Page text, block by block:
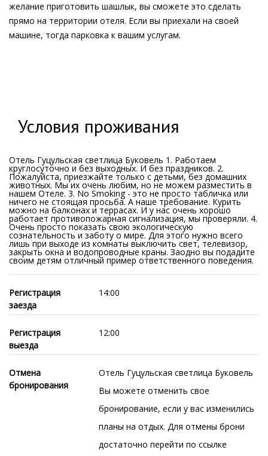
желание приготовить шашлык, вы сможете это сделать
прямо на территории отеля. Если вы приехали на своей
машине, тогда парковка к вашим услугам.
Условия проживания
Отель Гуцульская светлица Буковель 1. Работаем
круглосуточно и без выходных. И без праздников. 2.
Пожалуйста, приезжайте только с детьми, без домашних
животных. Мы их очень любим, но не можем разместить в
нашем Отеле. 3. No Smoking - это не просто табличка или
ничего не стоящая просьба. А наше требование. Курить
можно на балконах и террасах. И у нас очень хорошо
работает противопожарная сигнализация, мы проверяли. 4.
Очень просто показать свою экологическую
сознательность и заботу о мире. Для этого нужно всего
лишь при выходе из комнаты выключить свет, телевизор,
закрыть окна и водопроводные краны. Заодно вы подадите
своим детям отличный пример ответственного поведения.
Регистрация
заезда
14:00
Регистрация
выезда
12:00
Отмена
бронирования
Отель Гуцульская светлица Буковель
Вы можете отменить свое
бронирование, если у вас изменились
планы на отдых. Для отмены брони
достаточно перейти по ссылке